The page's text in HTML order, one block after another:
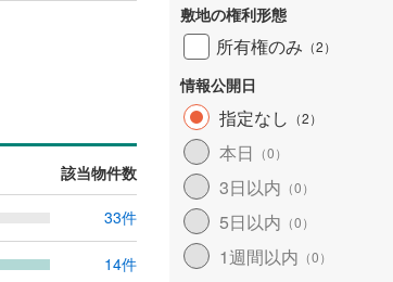
該当物件数
33件
14件
敷地の権利形態
所有権のみ （2）
情報公開日
指定なし （2）
本日 （0）
3日以内 （0）
5日以内 （0）
1週間以内 （0）